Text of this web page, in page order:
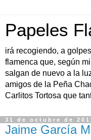
Papeles
irá recogiendo, a
flamenca que, según
salgan de nuevo a la
amigos de la Peña
Carlitos Tortosa que
31 de octubre de
Jaime García